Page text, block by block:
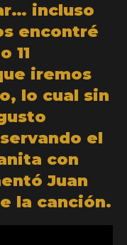
incluso
encontré
11
iremos
lo cual sin
el
con
Juan
la canción.